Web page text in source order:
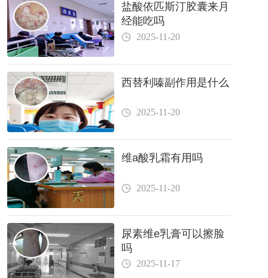
盐酸依匹斯汀胶囊来月
经能吃吗
2025-11-20
西替利嗪副作用是什么
2025-11-20
维a酸乳霜有用吗
2025-11-20
尿素维e乳膏可以擦脸
吗
2025-11-17